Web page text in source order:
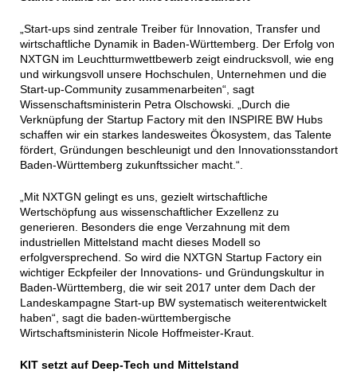
„Start-ups sind zentrale Treiber für Innovation, Transfer und
wirtschaftliche Dynamik in Baden-Württemberg. Der Erfolg von
NXTGN im Leuchtturmwettbewerb zeigt eindrucksvoll, wie eng
und wirkungsvoll unsere Hochschulen, Unternehmen und die
Start-up-Community zusammenarbeiten“, sagt
Wissenschaftsministerin Petra Olschowski. „Durch die
Verknüpfung der Startup Factory mit den INSPIRE BW Hubs
schaffen wir ein starkes landesweites Ökosystem, das Talente
fördert, Gründungen beschleunigt und den Innovationsstandort
Baden-Württemberg zukunftssicher macht.“.
„Mit NXTGN gelingt es uns, gezielt wirtschaftliche
Wertschöpfung aus wissenschaftlicher Exzellenz zu
generieren. Besonders die enge Verzahnung mit dem
industriellen Mittelstand macht dieses Modell so
erfolgversprechend. So wird die NXTGN Startup Factory ein
wichtiger Eckpfeiler der Innovations- und Gründungskultur in
Baden-Württemberg, die wir seit 2017 unter dem Dach der
Landeskampagne Start-up BW systematisch weiterentwickelt
haben“, sagt die baden-württembergische
Wirtschaftsministerin Nicole Hoffmeister-Kraut.
KIT setzt auf Deep-Tech und Mittelstand